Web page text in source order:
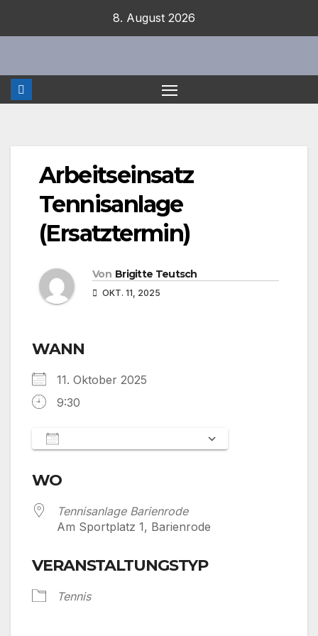
8. August 2026
Arbeitseinsatz
Tennisanlage
(Ersatztermin)
Von Brigitte Teutsch
OKT. 11, 2025
WANN
11. Oktober 2025
9:30
WO
Tennisanlage Barienrode
Am Sportplatz 1, Barienrode
VERANSTALTUNGSTYP
Tennis